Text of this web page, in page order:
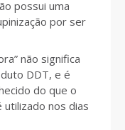
possui uma
por ser
não significa
DDT, e é
do que o
utilizado nos dias